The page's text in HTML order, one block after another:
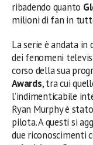
ribadendo quanto
milioni di fan in
La serie è andata in
dei fenomeni
corso della sua
Awards, tra cui
l’indimenticabile
Ryan Murphy è
pilota. A questi si
due riconoscimenti